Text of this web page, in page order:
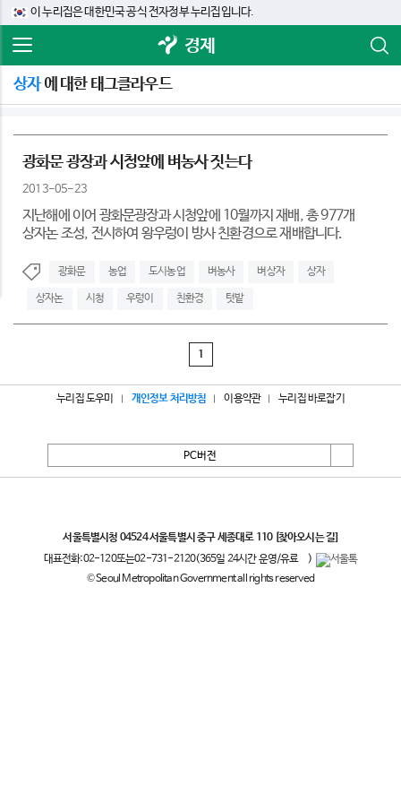
이 누리집은 대한민국 공식 전자정부 누리집입니다.
경제
상자에 대한 태그클라우드
광화문 광장과 시청앞에 벼농사 짓는다
2013-05-23
지난해에 이어 광화문광장과 시청앞에 10월까지 재배, 총 977개
상자논 조성, 전시하여 왕우렁이 방사 친환경으로 재배합니다.
광화문 농업 도시농업 벼농사 벼상자 상자
상자논 시청 우렁이 친환경 텃밭
1
누리집 도우미 개인정보 처리방침 이용약관 누리집 바로잡기
PC버전
서울특별시청 04524 서울특별시 중구 세종대로 110 [찾아오시는 길]
대표전화:02-120또는02-731-2120(365일 24시간 운영/유료
)
© Seoul Metropolitan Government all rights reserved